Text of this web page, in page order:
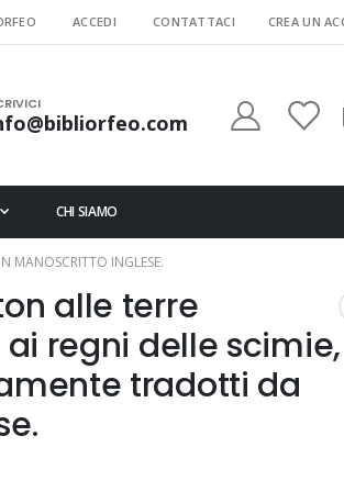
ACCEDI CONTATTACI CREA UN
CHI SIAMO
MANOSCRITTO INGLESE.
alle terre
regni delle scimie,
tradotti da